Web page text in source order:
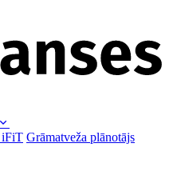
iFiT Grāmatveža plānotājs